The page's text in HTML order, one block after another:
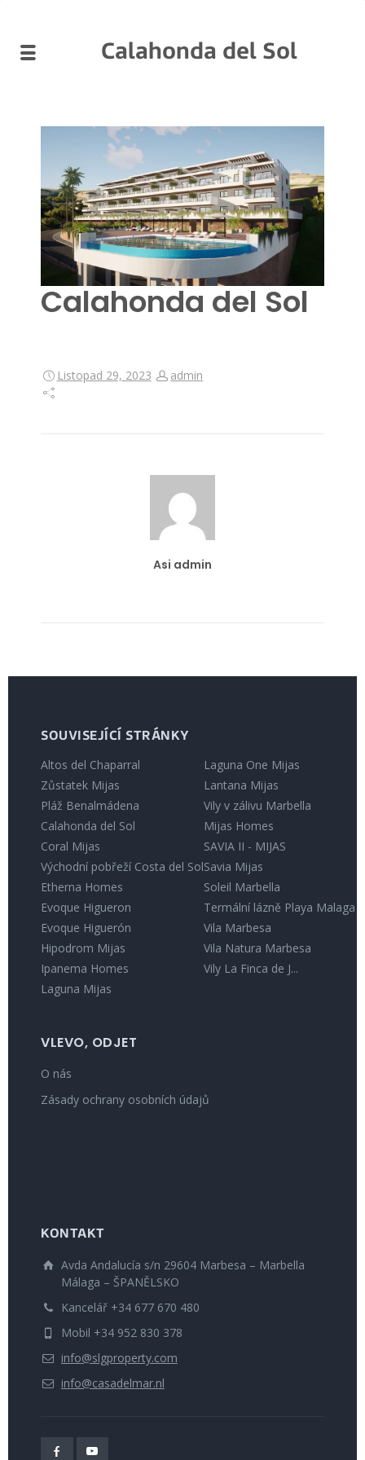
Calahonda del Sol
Calahonda del Sol
Listopad 29, 2023 admin
Asi admin
SOUVISEJÍCÍ STRÁNKY
Altos del Chaparral
Zůstatek Mijas
Pláž Benalmádena
Calahonda del Sol
Coral Mijas
Východní pobřeží Costa del Sol
Etherna Homes
Evoque Higueron
Evoque Higuerón
Hipodrom Mijas
Ipanema Homes
Laguna Mijas
Laguna One Mijas
Lantana Mijas
Vily v zálivu Marbella
Mijas Homes
SAVIA II - MIJAS
Savia Mijas
Soleil Marbella
Termální lázně Playa Malaga
Vila Marbesa
Vila Natura Marbesa
Vily La Finca de J...
VLEVO, ODJET
O nás
Zásady ochrany osobních údajů
KONTAKT
Avda Andalucía s/n 29604 Marbesa – Marbella
Málaga – ŠPANĚLSKO
Kancelář +34 677 670 480
Mobil +34 952 830 378
info@slgproperty.com
info@casadelmar.nl